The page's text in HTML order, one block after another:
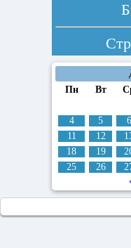
Пн
Вт
4
5 6
11
12
18
19
25
26